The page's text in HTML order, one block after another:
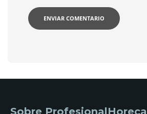
Sobre ProfesionalHoreca